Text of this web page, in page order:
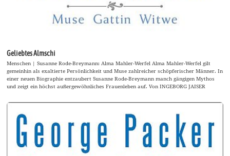
Geliebtes Almschi
Menschen | Susanne Rode-Breymann: Alma Mahler-Werfel Alma Mahler-Werfel gilt
gemeinhin als exaltierte Persönlichkeit und Muse zahlreicher schöpferischer Männer. In
einer neuen Biographie entzaubert Susanne Rode-Breymann manch gängigen Mythos
und zeigt ein höchst außergewöhnliches Frauenleben auf. Von INGEBORG JAISER